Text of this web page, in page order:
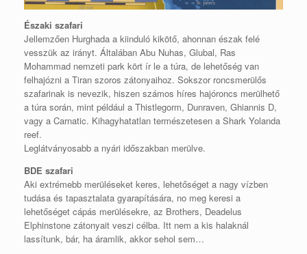
Északi szafari
Jellemzően Hurghada a kiinduló kikötő, ahonnan észak felé
vesszük az irányt. Általában Abu Nuhas, Glubal, Ras
Mohammad nemzeti park kört ír le a túra, de lehetőség van
felhajózni a Tiran szoros zátonyaihoz. Sokszor roncsmerülős
szafarinak is nevezik, hiszen számos híres hajóroncs merülhető
a túra során, mint például a Thistlegorm, Dunraven, Ghiannis D,
vagy a Carnatic. Kihagyhatatlan természetesen a Shark Yolanda
reef.
Leglátványosabb a nyári időszakban merülve.
BDE szafari
Aki extrémebb merüléseket keres, lehetőséget a nagy vízben
tudása és tapasztalata gyarapítására, no meg keresi a
lehetőséget cápás merülésekre, az Brothers, Deadelus
Elphinstone zátonyait veszi célba. Itt nem a kis halaknál
lassítunk, bár, ha áramlik, akkor sehol sem…